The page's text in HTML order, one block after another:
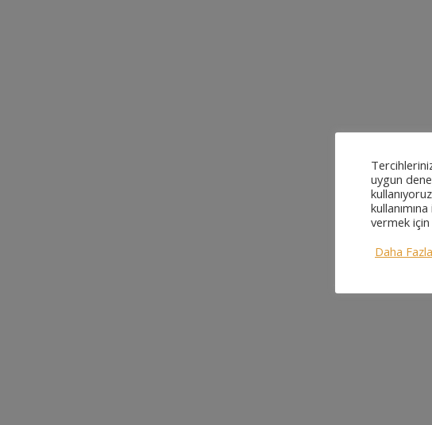
uygun
vermek için
Daha